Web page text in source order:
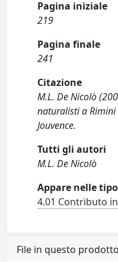
Pagina iniziale
219
Pagina finale
241
Citazione
M.L. De Nicolò
naturalisti a Rimini
Jouvence.
Tutti gli autori
M.L. De Nicolò
Appare nelle
4.01 Contributo
File in questo